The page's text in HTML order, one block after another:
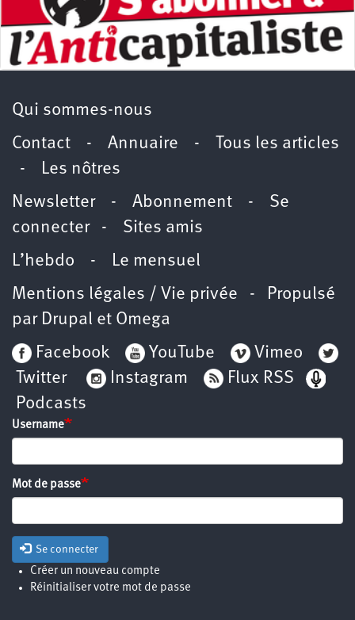
Qui sommes-nous
Contact - Annuaire -
Tous les articles
- Les nôtres
Newsletter- Abonnement - Se
connecter- Sites amis
L’hebdo - Le mensuel
Mentions légales / Vie privée - Propulsé
par Drupal et Omega
Facebook
YouTube
Vimeo
Twitter
Instagram
Flux RSS
Podcasts
Username
Mot de passe
Se connecter
Créer un nouveau compte
Réinitialiser votre mot de passe